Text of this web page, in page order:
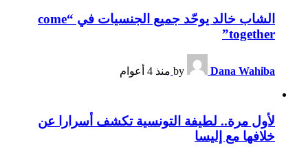
الشاب خالد يوحّد جميع الجنسيات في “come
together”
by Dana Wahiba منذ 4 أعوام
لأول مرة.. لطيفة التونسية تكشف أسرارا عن
خلافها مع إليسا